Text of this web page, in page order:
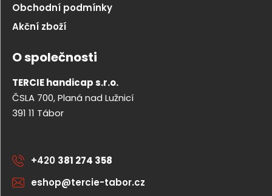
Obchodní podmínky
Akční zboží
O společnosti
TERCIE handicap s.r.o.
ČSLA 700, Planá nad Lužnicí
391 11 Tábor
+420 381 274 358
eshop@tercie-tabor.cz